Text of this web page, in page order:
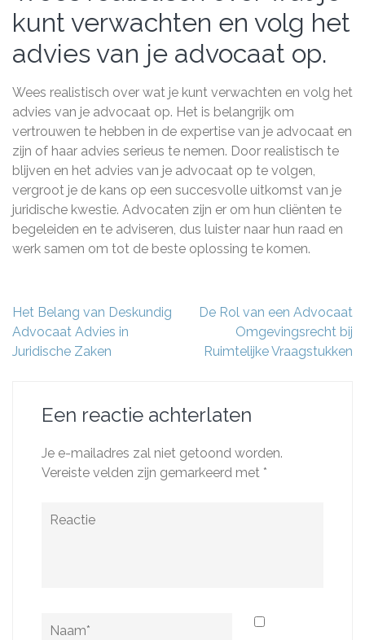
kunt verwachten en volg het
advies van je advocaat op.
Wees realistisch over wat je kunt verwachten en volg het
advies van je advocaat op. Het is belangrijk om
vertrouwen te hebben in de expertise van je advocaat en
zijn of haar advies serieus te nemen. Door realistisch te
blijven en het advies van je advocaat op te volgen,
vergroot je de kans op een succesvolle uitkomst van je
juridische kwestie. Advocaten zijn er om hun cliënten te
begeleiden en te adviseren, dus luister naar hun raad en
werk samen om tot de beste oplossing te komen.
Berichtnavigatie
Het Belang van Deskundig
Advocaat Advies in
Juridische Zaken
De Rol van een Advocaat
Omgevingsrecht bij
Ruimtelijke Vraagstukken
Een reactie achterlaten
Je e-mailadres zal niet getoond worden.
Vereiste velden zijn gemarkeerd met *
Reactie
Naam